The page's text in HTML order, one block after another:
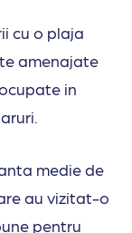
cu o plaja
amenajate
in
medie de
au vizitat-o
pentru